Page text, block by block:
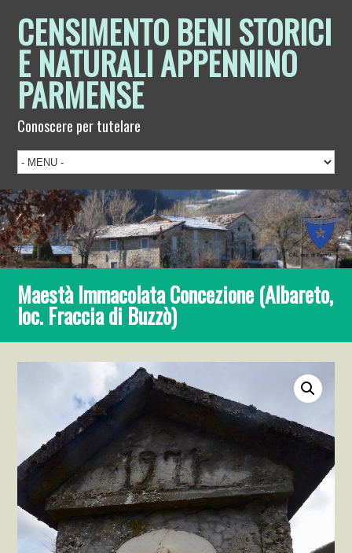
CENSIMENTO BENI STORICI
E NATURALI APPENNINO
PARMENSE
Conoscere per tutelare
Maestà Immacolata Concezione (Albareto,
loc. Fraccia di Buzzò)